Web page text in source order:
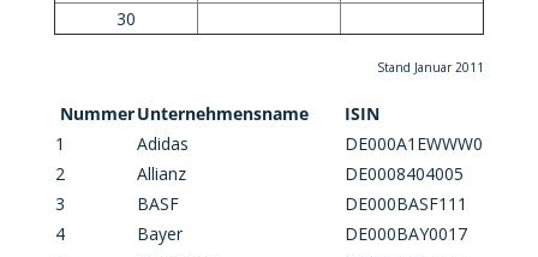
30
Stand Januar 2011
NummerUnternehmensname
ISIN
1
Adidas
DE000A1EWWW0
2
Allianz
DE0008404005
3
BASF
DE000BASF111
4
Bayer
DE000BAY0017